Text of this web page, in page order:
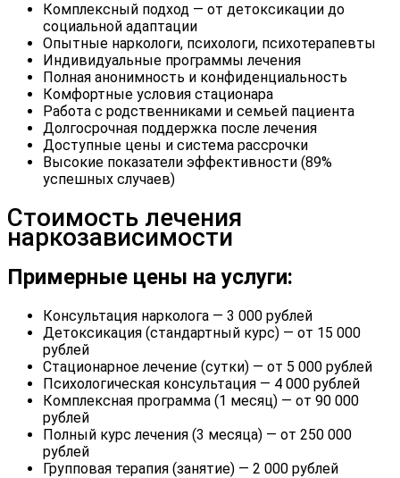
Комплексный подход — от детоксикации до
социальной адаптации
Опытные наркологи, психологи, психотерапевты
Индивидуальные программы лечения
Полная анонимность и конфиденциальность
Комфортные условия стационара
Работа с родственниками и семьей пациента
Долгосрочная поддержка после лечения
Доступные цены и система рассрочки
Высокие показатели эффективности (89%
успешных случаев)
Стоимость лечения
наркозависимости
Примерные цены на услуги:
Консультация нарколога — 3 000 рублей
Детоксикация (стандартный курс) — от 15 000
рублей
Стационарное лечение (сутки) — от 5 000 рублей
Психологическая консультация — 4 000 рублей
Комплексная программа (1 месяц) — от 90 000
рублей
Полный курс лечения (3 месяца) — от 250 000
рублей
Групповая терапия (занятие) — 2 000 рублей